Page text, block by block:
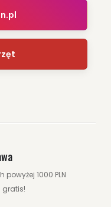
1000 PLN
gratis!